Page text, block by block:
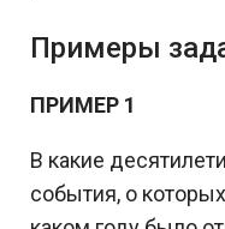
Примеры
ПРИМЕР 1
В какие
события, о